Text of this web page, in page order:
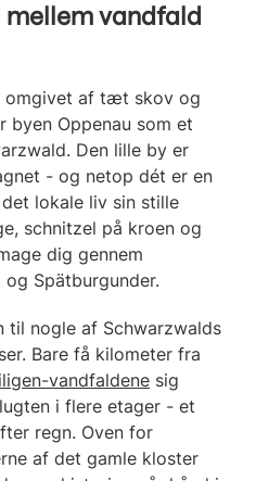
vandfald
omgivet af tæt skov og
byen Oppenau som et
Den lille by er
- og netop dét er en
lokale liv sin stille
schnitzel på kroen og
dig gennem
Spätburgunder.
til nogle af Schwarzwalds
Bare få kilometer fra
vandfaldene sig
i flere etager - et
regn. Oven for
af det gamle kloster